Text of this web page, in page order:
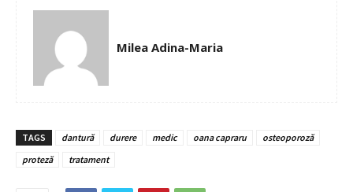
Milea Adina-Maria
TAGS dantură durere medic oana capraru
osteoporoză
proteză
tratament